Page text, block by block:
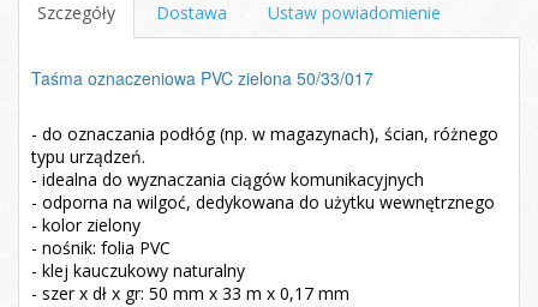
Szczegóły Dostawa Ustaw powiadomienie
Taśma oznaczeniowa PVC zielona 50/33/017
- do oznaczania podłóg (np. w magazynach), ścian, różnego
typu urządzeń.
- idealna do wyznaczania ciągów komunikacyjnych
- odporna na wilgoć, dedykowana do użytku wewnętrznego
- kolor zielony
- nośnik: folia PVC
- klej kauczukowy naturalny
- szer x dł x gr: 50 mm x 33 m x 0,17 mm